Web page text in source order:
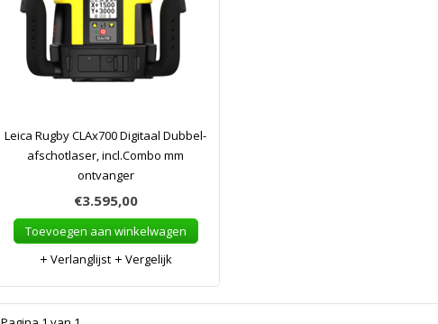
Leica Rugby CLAx700 Digitaal Dubbel-
afschotlaser, incl.Combo mm
ontvanger
€3.595,00
Toevoegen aan winkelwagen
Verlanglijst
Vergelijk